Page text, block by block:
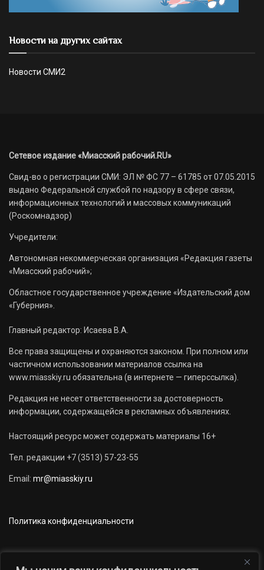
Новости на других сайтах
Новости СМИ2
Сетевое издание «Миасский рабочий.RU»
Свид-во о регистрации СМИ: ЭЛ № ФС 77 – 61785 от 07.05.2015
выдано Федеральной службой по надзору в сфере связи,
информационных технологий и массовых коммуникаций
(Роскомнадзор)
Учредители:
Автономная некоммерческая организация «Редакция газеты
«Миасский рабочий»;
Областное государственное учреждение «Издательский дом
«Губерния».
Главный редактор: Исаева В.А.
Все права защищены и охраняются законом. При полном или
частичном использовании материалов ссылка на
www.miasskiy.ru обязательна (в интернете — гиперссылка).
Редакция не несет ответственности за достоверность
информации, содержащейся в рекламных объявлениях.
Настоящий ресурс может содержать материалы 16+
Тел. редакции +7 (3513) 57-23-55
Email: mr@miasskiy.ru
Политика конфиденциальности